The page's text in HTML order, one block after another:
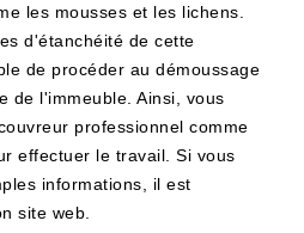
les mousses et les lichens.
d'étanchéité de cette
de procéder au démoussage
de l'immeuble. Ainsi, vous
professionnel comme
effectuer le travail. Si vous
informations, il est
site web.